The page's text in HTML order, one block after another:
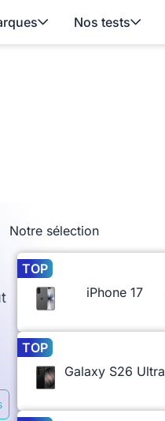
Nos tests
Notre sélection
TOP
iPhone 17
TOP
Galaxy S26 Ultra